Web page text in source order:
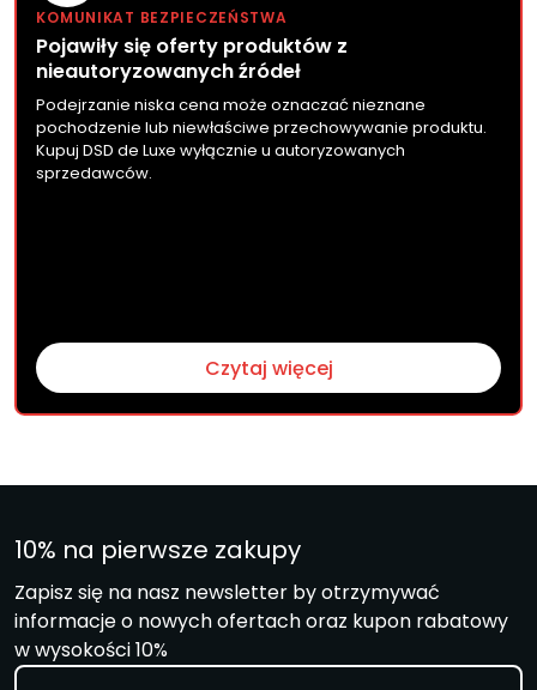
KOMUNIKAT BEZPIECZEŃSTWA
Pojawiły się oferty produktów z
nieautoryzowanych źródeł
Podejrzanie niska cena może oznaczać nieznane
pochodzenie lub niewłaściwe przechowywanie produktu.
Kupuj DSD de Luxe wyłącznie u autoryzowanych
sprzedawców.
Czytaj więcej
10% na pierwsze zakupy
Zapisz się na nasz newsletter by otrzymywać
informacje o nowych ofertach oraz kupon rabatowy
w wysokości 10%